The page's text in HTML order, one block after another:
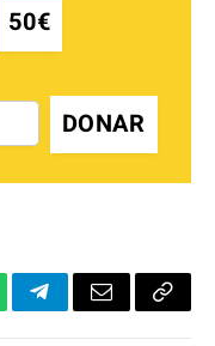
50€
DONAR
TelegramEmail Copy